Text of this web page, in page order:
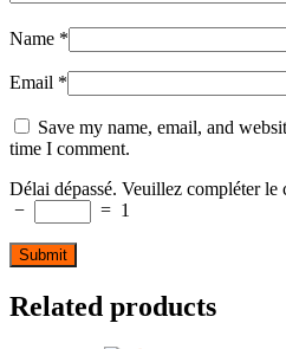
Name *
Email *
Save my name, email, and
time I comment.
Délai dépassé. Veuillez compléter le
−
= 1
Related products